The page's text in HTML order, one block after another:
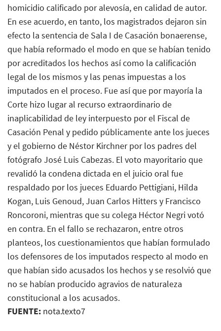
homicidio calificado por alevosía, en calidad de autor.
En ese acuerdo, en tanto, los magistrados dejaron sin
efecto la sentencia de Sala I de Casación bonaerense,
que había reformado el modo en que se habían tenido
por acreditados los hechos así como la calificación
legal de los mismos y las penas impuestas a los
imputados en el proceso. Fue así que por mayoría la
Corte hizo lugar al recurso extraordinario de
inaplicabilidad de ley interpuesto por el Fiscal de
Casación Penal y pedido públicamente ante los jueces
y el gobierno de Néstor Kirchner por los padres del
fotógrafo José Luis Cabezas. El voto mayoritario que
revalidó la condena dictada en el juicio oral fue
respaldado por los jueces Eduardo Pettigiani, Hilda
Kogan, Luis Genoud, Juan Carlos Hitters y Francisco
Roncoroni, mientras que su colega Héctor Negri votó
en contra. En el fallo se rechazaron, entre otros
planteos, los cuestionamientos que habían formulado
los defensores de los imputados respecto al modo en
que habían sido acusados los hechos y se resolvió que
no se habían producido agravios de naturaleza
constitucional a los acusados.
FUENTE: nota.texto7